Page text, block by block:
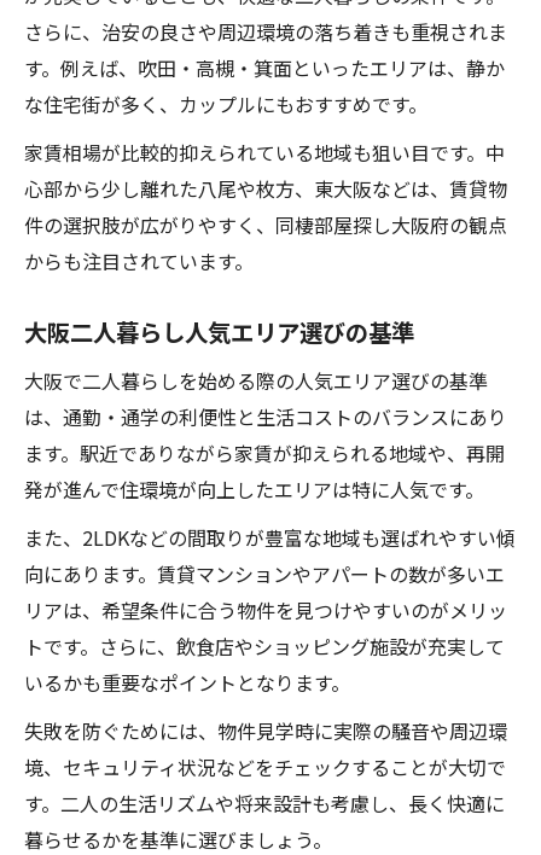
さらに、治安の良さや周辺環境の落ち着きも重視されま
す。例えば、吹田・高槻・箕面といったエリアは、静か
な住宅街が多く、カップルにもおすすめです。
家賃相場が比較的抑えられている地域も狙い目です。中
心部から少し離れた八尾や枚方、東大阪などは、賃貸物
件の選択肢が広がりやすく、同棲部屋探し大阪府の観点
からも注目されています。
大阪二人暮らし人気エリア選びの基準
大阪で二人暮らしを始める際の人気エリア選びの基準
は、通勤・通学の利便性と生活コストのバランスにあり
ます。駅近でありながら家賃が抑えられる地域や、再開
発が進んで住環境が向上したエリアは特に人気です。
また、2LDKなどの間取りが豊富な地域も選ばれやすい傾
向にあります。賃貸マンションやアパートの数が多いエ
リアは、希望条件に合う物件を見つけやすいのがメリッ
トです。さらに、飲食店やショッピング施設が充実して
いるかも重要なポイントとなります。
失敗を防ぐためには、物件見学時に実際の騒音や周辺環
境、セキュリティ状況などをチェックすることが大切で
す。二人の生活リズムや将来設計も考慮し、長く快適に
暮らせるかを基準に選びましょう。